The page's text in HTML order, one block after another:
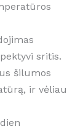
sritis.
šilumos
ir vėliau